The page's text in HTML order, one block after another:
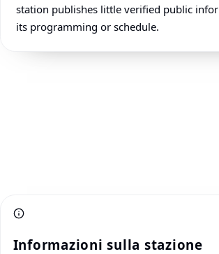
station publishes little verified public
its programming or schedule.
Informazioni sulla stazione